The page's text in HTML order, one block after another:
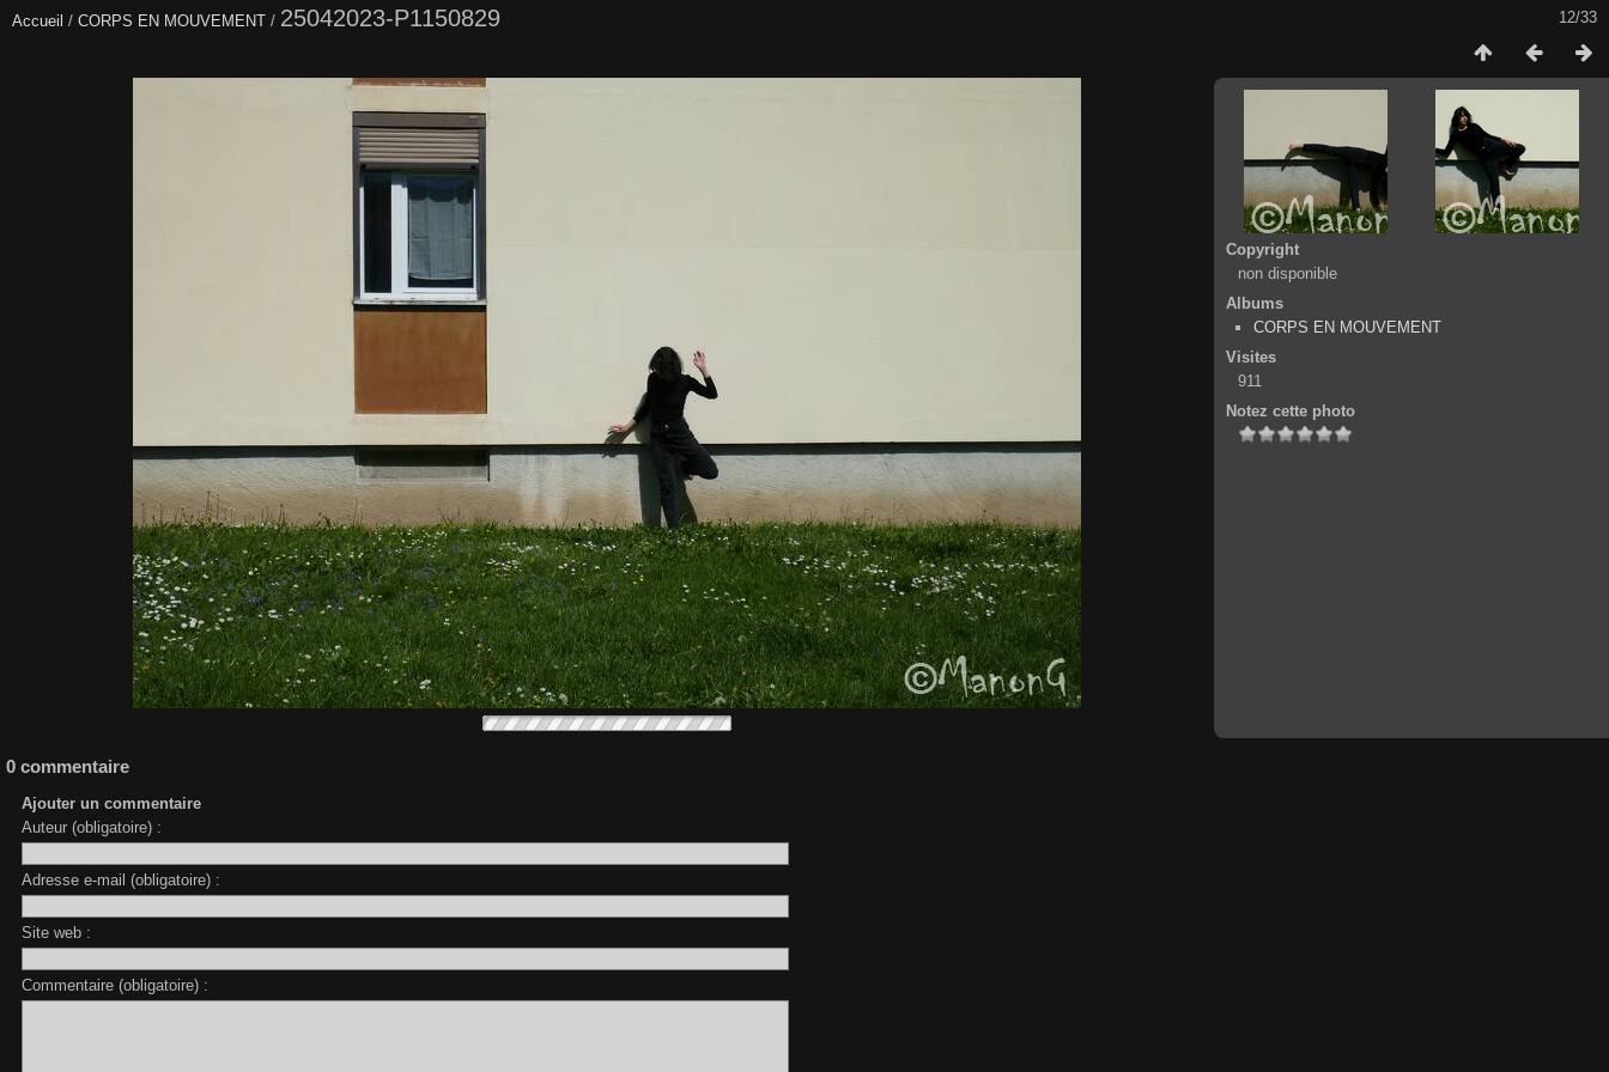
12/33
Accueil / CORPS EN MOUVEMENT / 25042023-P1150829
Copyright
non disponible
Albums
CORPS EN MOUVEMENT
Visites
911
Notez cette photo
0 commentaire
Ajouter un commentaire
Auteur (obligatoire) :
Adresse e-mail (obligatoire) :
Site web :
Commentaire (obligatoire) :